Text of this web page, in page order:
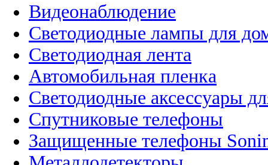
Видеонаблюдение
Светодиодные лампы для
Светодиодная лента
Автомобильная пленка
Светодиодные аксессуары
Спутниковые телефоны
Защищенные телефоны